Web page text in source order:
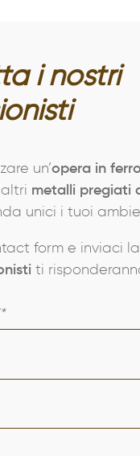
i nostri
un’opera in
metalli pregiati
unici i tuoi
form e inviaci la
ti